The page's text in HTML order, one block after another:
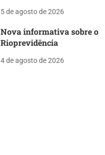
5 de agosto de 2026
Nova informativa sobre o
Rioprevidência
4 de agosto de 2026